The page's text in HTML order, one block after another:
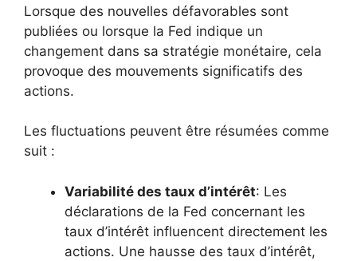
Lorsque des nouvelles défavorables sont
publiées ou lorsque la Fed indique un
changement dans sa stratégie monétaire, cela
provoque des mouvements significatifs des
actions.
Les fluctuations peuvent être résumées comme
suit :
Variabilité des taux d’intérêt: Les
déclarations de la Fed concernant les
taux d’intérêt influencent directement les
actions. Une hausse des taux d’intérêt,